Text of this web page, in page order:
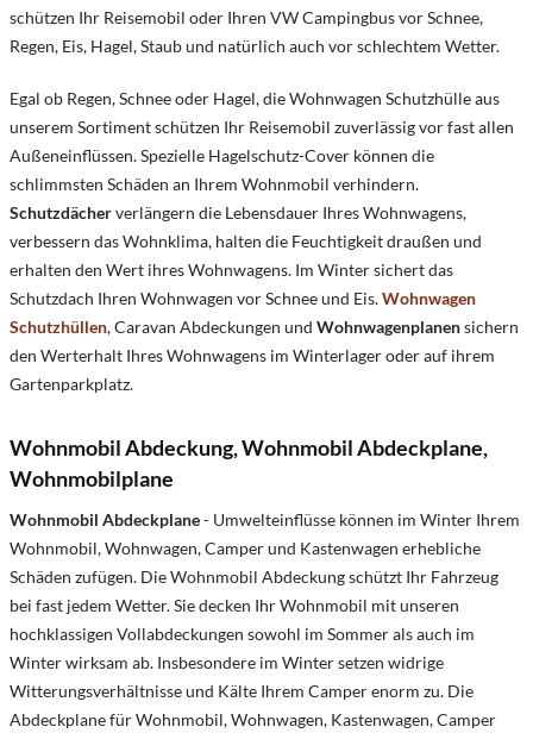
schützen Ihr Reisemobil oder Ihren VW Campingbus vor Schnee,
Regen, Eis, Hagel, Staub und natürlich auch vor schlechtem Wetter.
Egal ob Regen, Schnee oder Hagel, die Wohnwagen Schutzhülle aus
unserem Sortiment schützen Ihr Reisemobil zuverlässig vor fast allen
Außeneinflüssen. Spezielle Hagelschutz-Cover können die
schlimmsten Schäden an Ihrem Wohnmobil verhindern.
Schutzdächerverlängern die Lebensdauer Ihres Wohnwagens,
verbessern das Wohnklima, halten die Feuchtigkeit draußen und
erhalten den Wert ihres Wohnwagens. Im Winter sichert das
Schutzdach Ihren Wohnwagen vor Schnee und Eis.Wohnwagen
Schutzhüllen, Caravan Abdeckungen und Wohnwagenplanensichern
den Werterhalt Ihres Wohnwagens im Winterlager oder auf ihrem
Gartenparkplatz.
Wohnmobil Abdeckung, Wohnmobil Abdeckplane,
Wohnmobilplane
Wohnmobil Abdeckplane- Umwelteinflüsse können im Winter Ihrem
Wohnmobil, Wohnwagen, Camper und Kastenwagen erhebliche
Schäden zufügen. Die Wohnmobil Abdeckung schützt Ihr Fahrzeug
bei fast jedem Wetter. Sie decken Ihr Wohnmobil mit unseren
hochklassigen Vollabdeckungen sowohl im Sommer als auch im
Winter wirksam ab. Insbesondere im Winter setzen widrige
Witterungsverhältnisse und Kälte Ihrem Camper enorm zu. Die
Abdeckplane für Wohnmobil, Wohnwagen, Kastenwagen, Camper